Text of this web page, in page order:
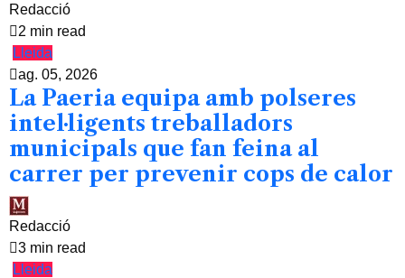
Redacció
2 min read
Lleida
ag. 05, 2026
La Paeria equipa amb polseres
intel·ligents treballadors
municipals que fan feina al
carrer per prevenir cops de calor
Redacció
3 min read
Lleida